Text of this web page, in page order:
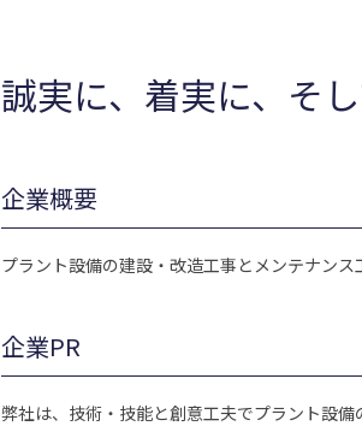
誠実に、着実に、そ
企業概要
プラント設備の建設・改造工事とメンテナンス
企業PR
弊社は、技術・技能と創意工夫でプラント設